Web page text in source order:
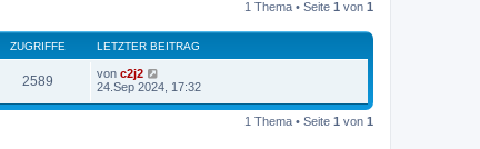
1 Thema • Seite 1 von 1
ZUGRIFFE LETZTER BEITRAG
2589 von c2j2
24.Sep 2024, 17:32
1 Thema • Seite 1 von 1